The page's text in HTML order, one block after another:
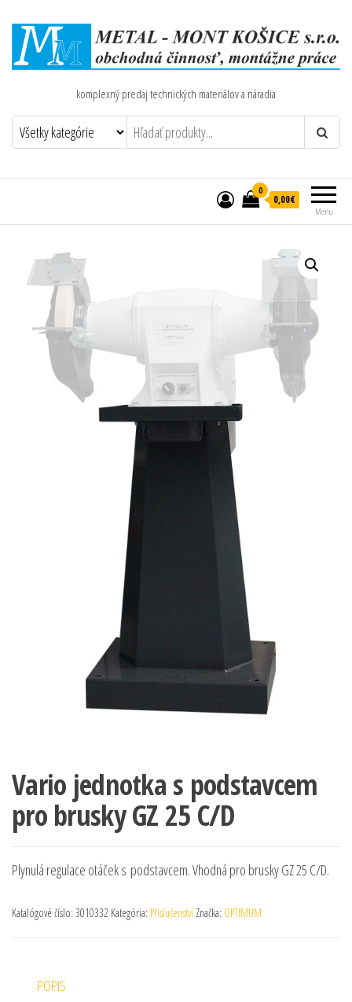
komplexný predaj technických materiálov a náradia
Menu
0
0,00€
Vario jednotka s podstavcem
pro brusky GZ 25 C/D
Plynulá regulace otáček s podstavcem. Vhodná pro brusky GZ 25 C/D.
Katalógové číslo: 3010332 Kategória: Příslušenství Značka: OPTIMUM
POPIS